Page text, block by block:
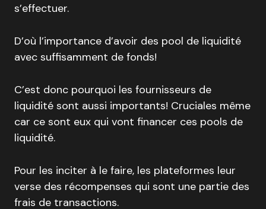
s’effectuer.
D’où l’importance d’avoir des pool de liquidité
avec suffisamment de fonds!
C’est donc pourquoi les fournisseurs de
liquidité sont aussi importants! Cruciales même
car ce sont eux qui vont financer ces pools de
liquidité.
Pour les inciter à le faire, les plateformes leur
verse des récompenses qui sont une partie des
frais de transactions.